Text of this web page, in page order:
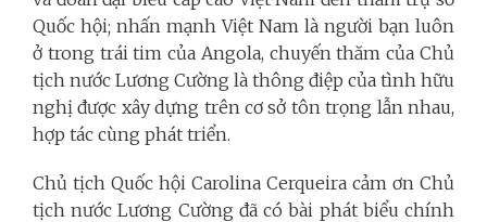
Quốc hội; nhấn mạnh Việt Nam là người bạn luôn
ở trong trái tim của Angola, chuyến thăm của Chủ
tịch nước Lương Cường là thông điệp của tình hữu
nghị được xây dựng trên cơ sở tôn trọng lẫn nhau,
hợp tác cùng phát triển.
Chủ tịch Quốc hội Carolina Cerqueira cảm ơn Chủ
tịch nước Lương Cường đã có bài phát biểu chính